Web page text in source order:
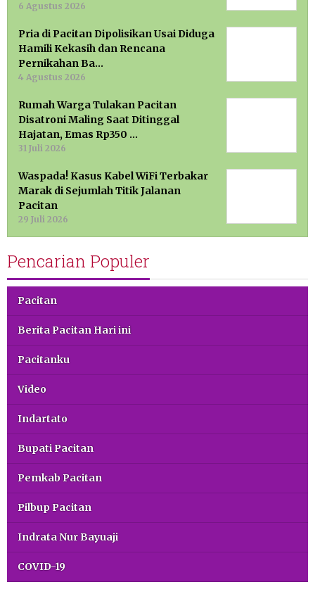
6 Agustus 2026
Pria di Pacitan Dipolisikan Usai Diduga
Hamili Kekasih dan Rencana
Pernikahan Ba…
4 Agustus 2026
Rumah Warga Tulakan Pacitan
Disatroni Maling Saat Ditinggal
Hajatan, Emas Rp350 …
31 Juli 2026
Waspada! Kasus Kabel WiFi Terbakar
Marak di Sejumlah Titik Jalanan
Pacitan
29 Juli 2026
Pencarian Populer
Pacitan
Berita Pacitan Hari ini
Pacitanku
Video
Indartato
Bupati Pacitan
Pemkab Pacitan
Pilbup Pacitan
Indrata Nur Bayuaji
COVID-19